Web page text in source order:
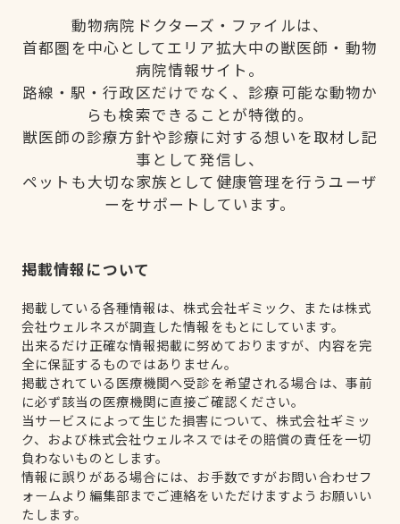
動物病院ドクターズ・ファイルは、
首都圏を中心としてエリア拡大中の獣医師・動物
病院情報サイト。
路線・駅・行政区だけでなく、診療可能な動物か
らも検索できることが特徴的。
獣医師の診療方針や診療に対する想いを取材し記
事として発信し、
ペットも大切な家族として健康管理を行うユーザ
ーをサポートしています。
掲載情報について
掲載している各種情報は、株式会社ギミック、または株式
会社ウェルネスが調査した情報をもとにしています。
出来るだけ正確な情報掲載に努めておりますが、内容を完
全に保証するものではありません。
掲載されている医療機関へ受診を希望される場合は、事前
に必ず該当の医療機関に直接ご確認ください。
当サービスによって生じた損害について、株式会社ギミッ
ク、および株式会社ウェルネスではその賠償の責任を一切
負わないものとします。
情報に誤りがある場合には、お手数ですがお問い合わせフ
ォームより編集部までご連絡をいただけますようお願いい
たします。